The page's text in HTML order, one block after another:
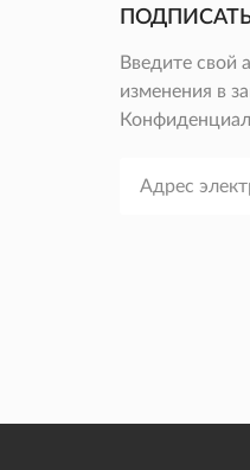
Введите свой
изменения в